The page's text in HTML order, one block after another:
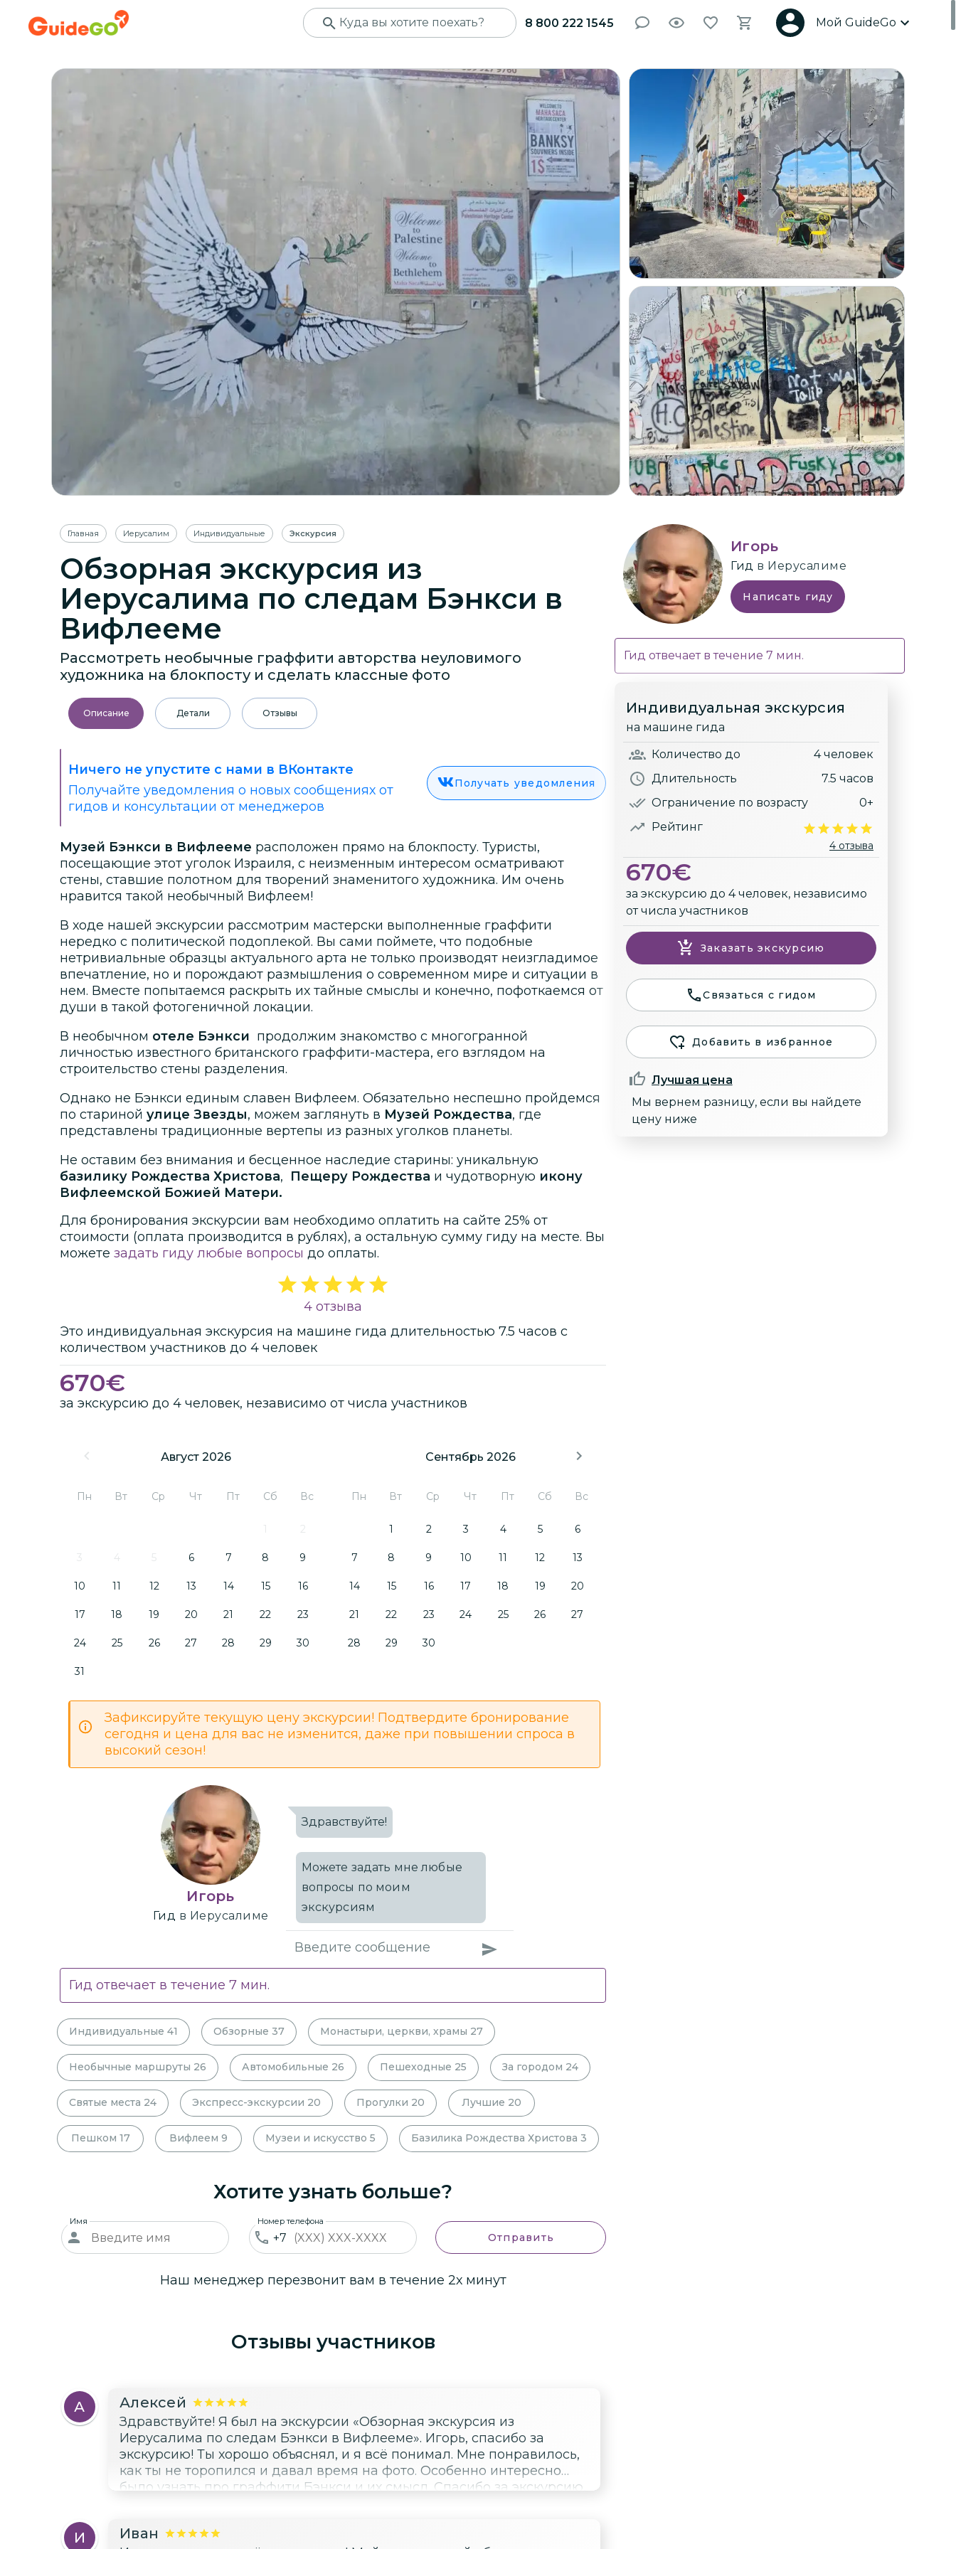
8 800 222 1545 Мой GuideGo
+5
Главная Иерусалим Индивидуальные Экскурсия
Обзорная экскурсия из
Иерусалима по следам Бэнкси в
Вифлееме
Рассмотреть необычные граффити авторства неуловимого
художника на блокпосту и сделать классные фото
Описание Детали Отзывы
Ничего не упустите с нами в ВКонтакте
Получайте уведомления о новых сообщениях от
гидов и консультации от менеджеров
Получать уведомления
Музей Бэнкси в Вифлееме расположен прямо на блокпосту. Туристы,
посещающие этот уголок Израиля, с неизменным интересом осматривают
стены, ставшие полотном для творений знаменитого художника. Им очень
нравится такой необычный Вифлеем!
В ходе нашей экскурсии рассмотрим мастерски выполненные граффити
нередко с политической подоплекой. Вы сами поймете, что подобные
нетривиальные образцы актуального арта не только производят неизгладимое
впечатление, но и порождают размышления о современном мире и ситуации в
нем. Вместе попытаемся раскрыть их тайные смыслы и конечно, пофоткаемся от
души в такой фотогеничной локации.
В необычном отеле Бэнкси продолжим знакомство с многогранной
личностью известного британского граффити-мастера, его взглядом на
строительство стены разделения.
Однако не Бэнкси единым славен Вифлеем. Обязательно неспешно пройдемся
по стариной улице Звезды, можем заглянуть в Музей Рождества, где
представлены традиционные вертепы из разных уголков планеты.
Не оставим без внимания и бесценное наследие старины: уникальную
базилику Рождества Христова, Пещеру Рождества и чудотворную икону
Вифлеемской Божией Матери.
Для бронирования экскурсии вам необходимо оплатить на сайте 25% от
стоимости (оплата производится в рублях), а остальную сумму гиду на месте. Вы
можете задать гиду любые вопросы до оплаты.
4 отзыва
Это индивидуальная экскурсия на машине гида длительностью 7.5 часов с
количеством участников до 4 человек
670€
за экскурсию до 4 человек, независимо от числа участников
Август 2026
Пн Вт Ср Чт Пт Сб Вс
1 2
3 4 5 6 7 8 9
10 11 12 13 14 15 16
17 18 19 20 21 22 23
24 25 26 27 28 29 30
31
Сентябрь 2026
Пн Вт Ср Чт Пт Сб Вс
1 2 3 4 5 6
7 8 9 10 11 12 13
14 15 16 17 18 19 20
21 22 23 24 25 26 27
28 29 30
Зафиксируйте текущую цену экскурсии! Подтвердите бронирование
сегодня и цена для вас не изменится, даже при повышении спроса в
высокий сезон!
Игорь
Гид в Иерусалиме
Здравствуйте!
Можете задать мне любые
вопросы по моим
экскурсиям
Гид отвечает в течение 7 мин.
Индивидуальные 41 Обзорные 37 Монастыри, церкви, храмы 27
Необычные маршруты 26 Автомобильные 26 Пешеходные 25 За городом 24
Святые места 24 Экспресс-экскурсии 20 Прогулки 20 Лучшие 20
Пешком 17 Вифлеем 9 Музеи и искусство 5 Базилика Рождества Христова 3
Хотите узнать больше?
Имя
+7
Номер телефона
Отправить
Наш менеджер перезвонит вам в течение 2х минут
Отзывы участников
А Алексей
Здравствуйте! Я был на экскурсии «Обзорная экскурсия из
Иерусалима по следам Бэнкси в Вифлееме». Игорь, спасибо за
экскурсию! Ты хорошо объяснял, и я всё понимал. Мне понравилось,
как ты не торопился и давал время на фото. Особенно интересно
было узнать про граффити Бэнкси и их смысл. Спасибо за экскурсию,
И Иван
Игорь
Гид в Иерусалиме
Написать гиду
Гид отвечает в течение 7 мин.
Индивидуальная экскурсия
на машине гида
Количество до
4 человек
Длительность
7.5 часов
Ограничение по возрасту
0+
Рейтинг
4 отзыва
670€
за экскурсию до 4 человек, независимо
от числа участников
Заказать экскурсию
Связаться с гидом
Добавить в избранное
Лучшая цена
Мы вернем разницу, если вы найдете
цену ниже